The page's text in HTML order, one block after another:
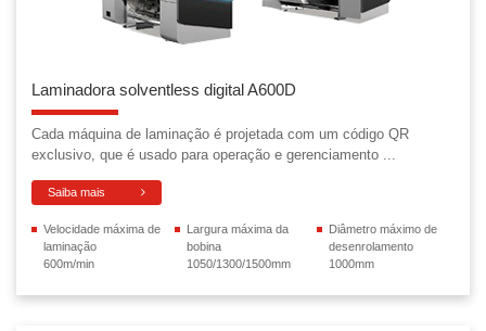
Laminadora solventless digital A600D
Cada máquina de laminação é projetada com um código QR
exclusivo, que é usado para operação e gerenciamento ...
Saiba mais
Velocidade máxima de
laminação
600m/min
Largura máxima da
bobina
1050/1300/1500mm
Diâmetro máximo de
desenrolamento
1000mm